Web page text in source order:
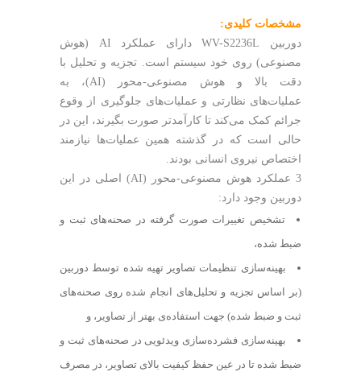
مشخصات کلیدی:
دوربین WV-S2236L دارای عملکرد AI (هوش
مصنوعی) روی خود سیستم است. تجزیه و تحلیل با
دقت بالا و هوش مصنوعی-محور (AI)، به
عملیات‌های نظارتی و عملیات‌های جلوگیری از وقوع
جرائم کمک می‌کند تا کار‌آمدتر صورت بگیرند، این در
حالی است که در گذشته همین عملیات‌ها نیازمند
اختصاص نیروی انسانی بودند.
3 عملکرد هوش مصنوعی-محور (AI) اصلی در این
دوربین وجود دارد:
تشخیص تغییرات صورت گرفته در صحنه‌های ثبت و
ضبط شده،
بهینه‌سازی تنظیمات تصاویر تهیه شده توسط دوربین
(بر اساس تجزیه و تحلیل‌های انجام شده روی صحنه‌های
ثبت و ضبط شده) جهت استفاده‌ی بهتر از تصاویر، و
بهینه‌سازی فشرده‌سازی ویدئویی در صحنه‌های ثبت و
ضبط شده تا در عین حفظ کیفیت بالای تصاویر، در مصرف